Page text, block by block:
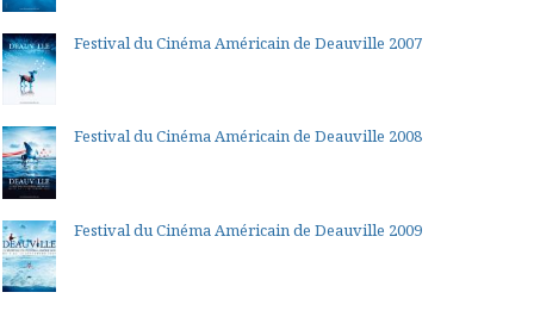
Festival du Cinéma Américain de Deauville 2007
Festival du Cinéma Américain de Deauville 2008
Festival du Cinéma Américain de Deauville 2009